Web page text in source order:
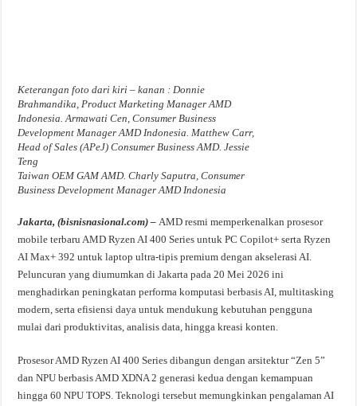
Keterangan foto dari kiri – kanan : Donnie
Brahmandika, Product Marketing Manager AMD
Indonesia. Armawati Cen, Consumer Business
Development Manager AMD Indonesia. Matthew Carr,
Head of Sales (APeJ) Consumer Business AMD. Jessie
Teng
Taiwan OEM GAM AMD. Charly Saputra, Consumer
Business Development Manager AMD Indonesia
Jakarta, (bisnisnasional.com) – AMD resmi memperkenalkan prosesor
mobile terbaru AMD Ryzen AI 400 Series untuk PC Copilot+ serta Ryzen
AI Max+ 392 untuk laptop ultra-tipis premium dengan akselerasi AI.
Peluncuran yang diumumkan di Jakarta pada 20 Mei 2026 ini
menghadirkan peningkatan performa komputasi berbasis AI, multitasking
modern, serta efisiensi daya untuk mendukung kebutuhan pengguna
mulai dari produktivitas, analisis data, hingga kreasi konten.
Prosesor AMD Ryzen AI 400 Series dibangun dengan arsitektur “Zen 5”
dan NPU berbasis AMD XDNA 2 generasi kedua dengan kemampuan
hingga 60 NPU TOPS. Teknologi tersebut memungkinkan pengalaman AI